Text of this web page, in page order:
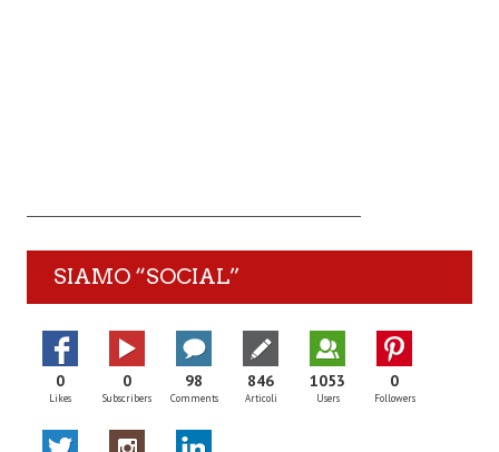
SIAMO “SOCIAL”
0
Likes
0
Subscribers
98
Comments
846
Articoli
1053
Users
0
Followers